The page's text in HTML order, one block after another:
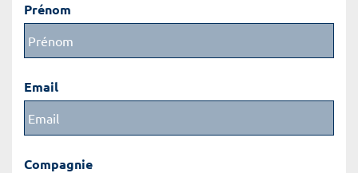
Prénom
Email
Compagnie